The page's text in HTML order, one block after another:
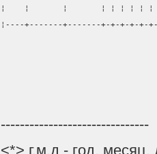
¦    ¦       ¦       ¦ ¦ ¦ ¦
¦----+-------+-------+-+-+-+-
-------------------------------
<*> г.м.д - год, месяц,